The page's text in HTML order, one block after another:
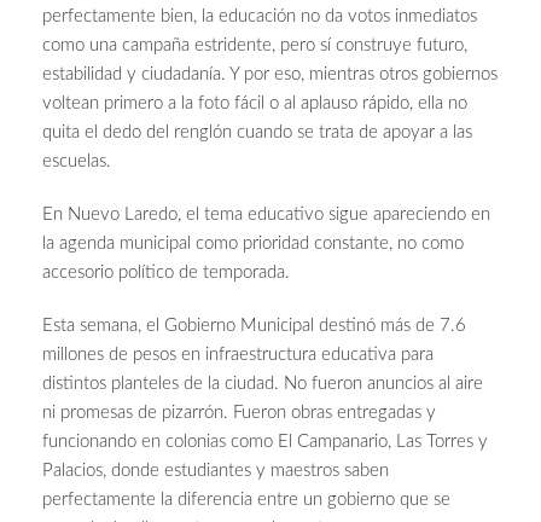
perfectamente bien, la educación no da votos inmediatos
como una campaña estridente, pero sí construye futuro,
estabilidad y ciudadanía. Y por eso, mientras otros gobiernos
voltean primero a la foto fácil o al aplauso rápido, ella no
quita el dedo del renglón cuando se trata de apoyar a las
escuelas.
En Nuevo Laredo, el tema educativo sigue apareciendo en
la agenda municipal como prioridad constante, no como
accesorio político de temporada.
Esta semana, el Gobierno Municipal destinó más de 7.6
millones de pesos en infraestructura educativa para
distintos planteles de la ciudad. No fueron anuncios al aire
ni promesas de pizarrón. Fueron obras entregadas y
funcionando en colonias como El Campanario, Las Torres y
Palacios, donde estudiantes y maestros saben
perfectamente la diferencia entre un gobierno que se